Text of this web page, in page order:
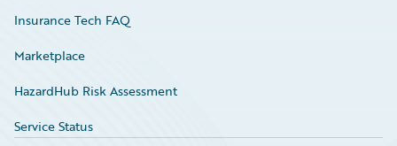
Insurance Tech FAQ
Marketplace
HazardHub Risk Assessment
Service Status